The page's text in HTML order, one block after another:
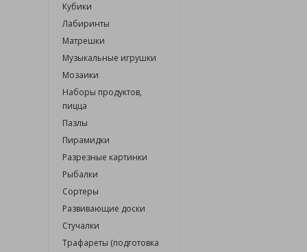
Кубики
Лабиринты
Матрешки
Музыкальные игрушки
Мозаики
Наборы продуктов,
пицца
Пазлы
Пирамидки
Разрезные картинки
Рыбалки
Сортеры
Развивающие доски
Стучалки
Трафареты (подготовка